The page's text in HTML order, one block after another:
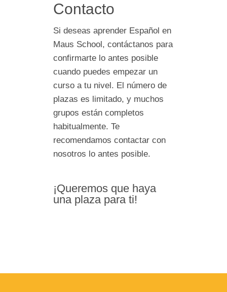
Contacto
Si deseas aprender Español en
Maus School, contáctanos para
confirmarte lo antes posible
cuando puedes empezar un
curso a tu nivel. El número de
plazas es limitado, y muchos
grupos están completos
habitualmente. Te
recomendamos contactar con
nosotros lo antes posible.
¡Queremos que haya
una plaza para ti!